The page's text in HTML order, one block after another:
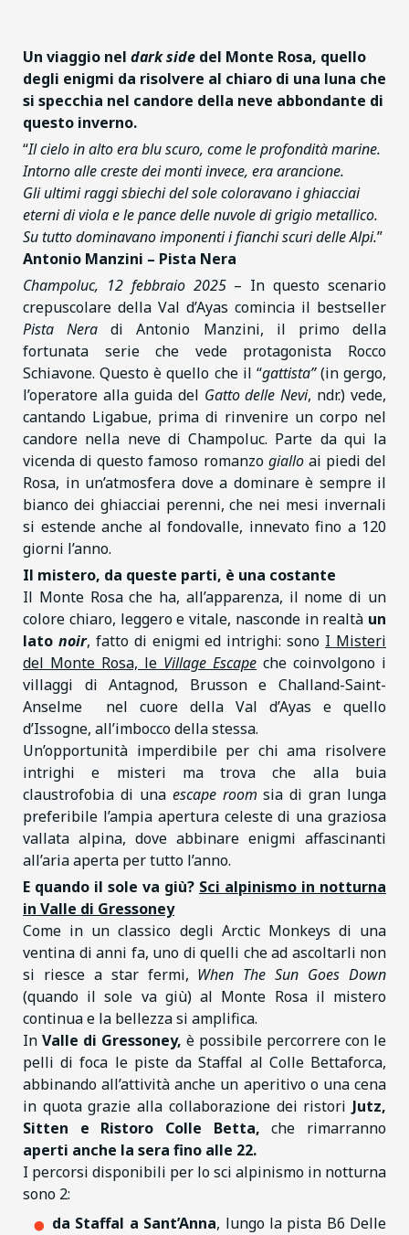
Un viaggio nel dark side del Monte Rosa, quello
degli enigmi da risolvere al chiaro di una luna che
si specchia nel candore della neve abbondante di
questo inverno.
“Il cielo in alto era blu scuro, come le profondità marine.
Intorno alle creste dei monti invece, era arancione.
Gli ultimi raggi sbiechi del sole coloravano i ghiacciai
eterni di viola e le pance delle nuvole di grigio metallico.
Su tutto dominavano imponenti i fianchi scuri delle Alpi.”
Antonio Manzini – Pista Nera
Champoluc, 12 febbraio 2025 – In questo scenario
crepuscolare della Val d’Ayas comincia il bestseller
Pista Neradi Antonio Manzini, il primo della
fortunata serie che vede protagonista Rocco
Schiavone. Questo è quello che il “gattista”(in gergo,
l’operatore alla guida del Gatto delle Nevi, ndr.) vede,
cantando Ligabue, prima di rinvenire un corpo nel
candore nella neve di Champoluc. Parte da qui la
vicenda di questo famoso romanzo giallo ai piedi del
Rosa, in un’atmosfera dove a dominare è sempre il
bianco dei ghiacciai perenni, che nei mesi invernali
si estende anche al fondovalle, innevato fino a 120
giorni l’anno.
Il mistero, da queste parti, è una costante
Il Monte Rosa che ha, all’apparenza, il nome di un
colore chiaro, leggero e vitale, nasconde in realtà un
lato noir, fatto di enigmi ed intrighi: sono I Misteri
del Monte Rosa, le Village Escape che coinvolgono i
villaggi di Antagnod, Brusson e Challand-Saint-
Anselme nel cuore della Val d’Ayas e quello
d’Issogne, all’imbocco della stessa.
Un’opportunità imperdibile per chi ama risolvere
intrighi e misteri ma trova che alla buia
claustrofobia di una escape room sia di gran lunga
preferibile l’ampia apertura celeste di una graziosa
vallata alpina, dove abbinare enigmi affascinanti
all’aria aperta per tutto l’anno.
E quando il sole va giù? Sci alpinismo in notturna
in Valle di Gressoney
Come in un classico degli Arctic Monkeys di una
ventina di anni fa, uno di quelli che ad ascoltarli non
si riesce a star fermi, When The Sun Goes Down
(quando il sole va giù) al Monte Rosa il mistero
continua e la bellezza si amplifica.
In Valle di Gressoney, è possibile percorrere con le
pelli di foca le piste da Staffal al Colle Bettaforca,
abbinando all’attività anche un aperitivo o una cena
in quota grazie alla collaborazione dei ristori Jutz,
Sitten e Ristoro Colle Betta, che rimarranno
aperti anche la sera fino alle 22.
I percorsi disponibili per lo sci alpinismo in notturna
sono 2:
da Staffal a Sant’Anna, lungo la pista B6 Delle